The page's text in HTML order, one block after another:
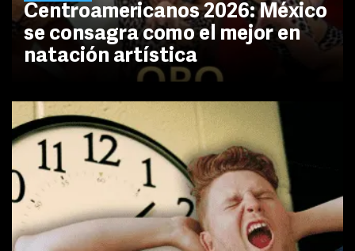
Centroamericanos 2026: México
se consagra como el mejor en
natación artística